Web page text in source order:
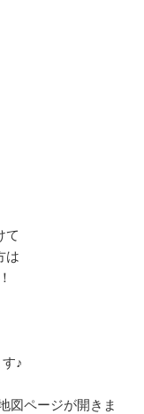
て
は
♪
図ページが開きま